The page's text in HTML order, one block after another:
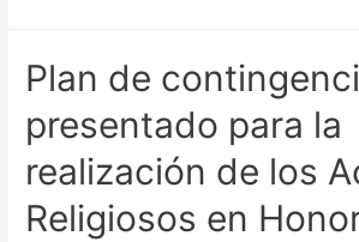
Plan de
presentado para la
realización de los
Religiosos en